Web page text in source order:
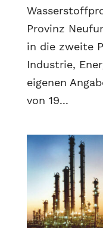
Provinz
in die zweite
Industrie,
eigenen
von 19...